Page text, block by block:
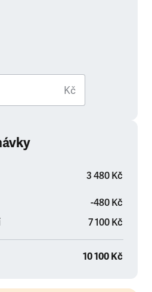
Kč
3 480 Kč
-480 Kč
7 100 Kč
10 100 Kč